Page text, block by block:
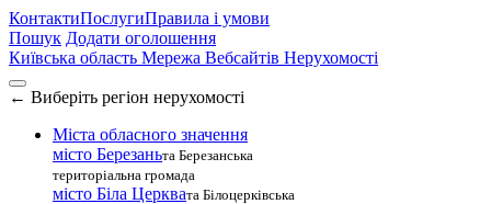
КонтактиПослугиПравила і умови
Пошук Додати оголошення
Київська область Мережа Вебсайтів Нерухомості
← Виберіть регіон нерухомості
Міста обласного значення
місто Березаньта Березанська
територіальна громада
місто Біла Церквата Білоцерківська